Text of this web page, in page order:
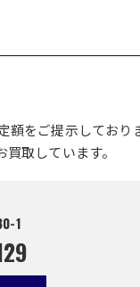
をご提示しており
取しています。
1